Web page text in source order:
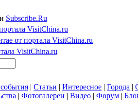
Subscribe.Ru
VisitChina.ru
от портала VisitChina.ru
VisitChina.ru
| Статьи | Интересное | Города |
| Фотогалереи | Видео | Форум |